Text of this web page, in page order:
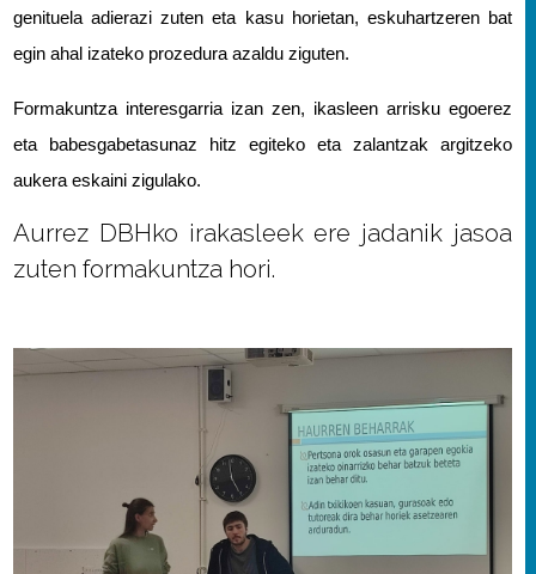
genituela adierazi zuten eta kasu horietan, eskuhartzeren bat
egin ahal izateko prozedura azaldu ziguten.
Formakuntza interesgarria izan zen, ikasleen arrisku egoerez
eta babesgabetasunaz hitz egiteko eta zalantzak argitzeko
aukera eskaini zigulako.
Aurrez DBHko irakasleek ere jadanik jasoa
zuten formakuntza hori.